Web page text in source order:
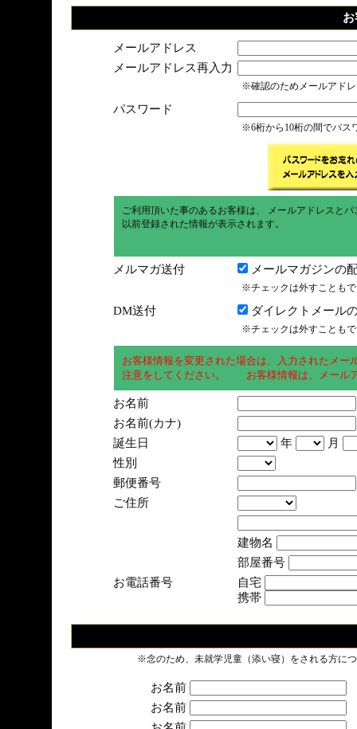
メールアドレス
メールアドレス再入力
※確認のためメールアド
パスワード
※6桁から10桁の間でパス
ご利用頂いた事のあるお客様は、 メールアドレスと
以前登録された情報が表示されます。
メルマガ送付 メールマガジンの
※チェックは外すことも
DM送付 ダイレクトメール
※チェックは外すことも
お客様情報を変更された場合は、入力されたメ
注意をしてください。 お客様情報は、メール
お名前
お名前(カナ)
誕生日
年
月
性別
郵便番号
ご住所
建物名
部屋番号
お電話番号
自宅
携帯
※念のため、未就学児童（添い寝）をされる方に
お名前
お名前